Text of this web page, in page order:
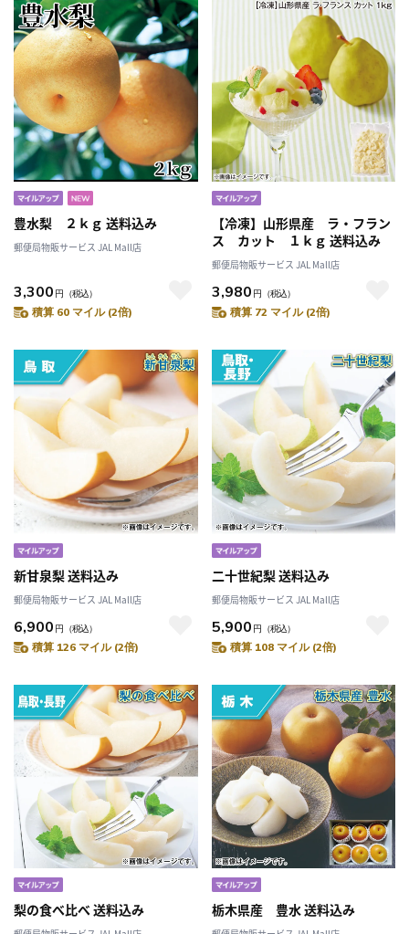
豊水梨 ２ｋｇ 送料込み
郵便局物販サービス JAL Mall店
3,300 円 （税込）
積算 60 マイル (2倍)
【冷凍】山形県産 ラ・フラン
ス カット １ｋｇ 送料込み
郵便局物販サービス JAL Mall店
3,980 円 （税込）
積算 72 マイル (2倍)
新甘泉梨 送料込み
郵便局物販サービス JAL Mall店
6,900 円 （税込）
積算 126 マイル (2倍)
二十世紀梨 送料込み
郵便局物販サービス JAL Mall店
5,900 円 （税込）
積算 108 マイル (2倍)
梨の食べ比べ 送料込み 栃木県産 豊水 送料込み